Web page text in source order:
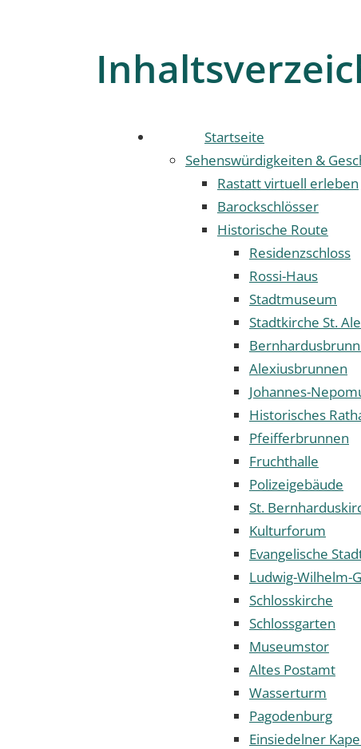
Startseite
Sehenswürdigkeiten &
Rastatt virtuell erleben
Barockschlösser
Historische Route
Residenzschloss
Rossi-Haus
Stadtmuseum
Stadtkirche St.
Alexiusbrunnen
Johannes-
Historisches
Pfeifferbrunnen
Fruchthalle
Polizeigebäude
St.
Kulturforum
Evangelische
Ludwig-Wilhelm-
Schlosskirche
Schlossgarten
Museumstor
Altes Postamt
Wasserturm
Pagodenburg
Einsiedelner